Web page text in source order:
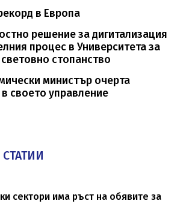
в Европа
решение за дигитализация
процес в Университета за
стопанство
министър очерта
своето управление
сектори има ръст на обявите за